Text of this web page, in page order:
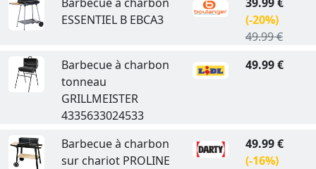
ESSENTIEL B EBCA3
(-20%)
49.99 €
Barbecue à charbon
tonneau
GRILLMEISTER
4335633024533
49.99 €
Barbecue à charbon
sur chariot PROLINE
49.99 €
(-16%)